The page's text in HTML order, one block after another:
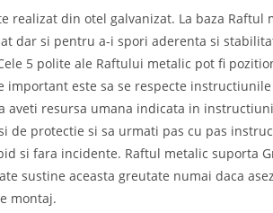
realizat din otel galvanizat. La baza
dar si pentru a-i spori aderenta si
5 polite ale Raftului metalic pot fi
important este sa se respecte
aveti resursa umana indicata in
de protectie si sa urmati pas cu pas
si fara incidente. Raftul metalic suporta
sustine aceasta greutate numai daca
montaj.